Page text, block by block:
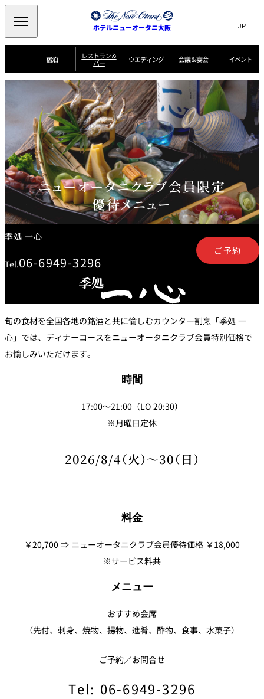
ホテルニューオータニ大阪 Search
サ
ト
内
検
窓
を
開
閉
言
切
替
え
メ
ニ
ー
を
開
閉
JP(日本語)
EN
中文(简) (中文(简))
한국어 (한국어)
Select Language▼
宿泊
宿
ラ
ン
一
覧
サ
ー
ビ
ス
ガ
イ
ド
スイート・エグゼ
クティブフロアの
特典
食のご案内
ル
ー
ム
サ
ー
ビ
ス
レストラン＆
バー
レス
トラ
バー
西洋料理
SAKURA SATSUKI
日本料理
けやき 季処 一心
麺処
NAKAJIMA 乾山
叙々苑 游玄亭
花外楼 大坂城
店
中国料理
創作料理
SATSUKI
LOUNGE
キャッスル
フォーシーズ
ンズ
個室のあるレ
ストラン
ッシュレス決
済のご案内
メールマガジ
OTANI"ご登録
フォーム
ウエディング
ウ
エ
デ
ィ
ン
グ
ニューオータニウ
エディングの魅力
ウ
エ
デ
ィ
ン
グ
ス
タ
イ
ル
新着情報
挙式 披露宴 料理・ケーキ
ム
ー
ビ
ドレスブランド
「ituwa（いつ
わ）」
ストア オープン
来
館
予
問
合
せ
会議＆宴会
会
議
＆
宴
会
宴
会
場
一
覧
プ
ラ
ン
一
覧 お料
宴
会
ご
予
約
・
お
問
合
せ
フ
イベント
ニューオータニクラブ会員限定
優待メニュー
季処 一心
Tel.06-6949-3296
ご予約
旬の食材を全国各地の銘酒と共に愉しむカウンター割烹「季処 一
心」では、ディナーコースをニューオータニクラブ会員特別価格で
お愉しみいただけます。
時間
17:00～21:00（LO 20:30）
※月曜日定休
2026/8/4（火）～30（日）
料金
￥20,700 ⇒ ニューオータニクラブ会員優待価格 ￥18,000
※サービス料共
メニュー
おすすめ会席
（先付、刺身、焼物、揚物、進肴、酢物、食事、水菓子）
ご予約／お問合せ
Tel: 06-6949-3296